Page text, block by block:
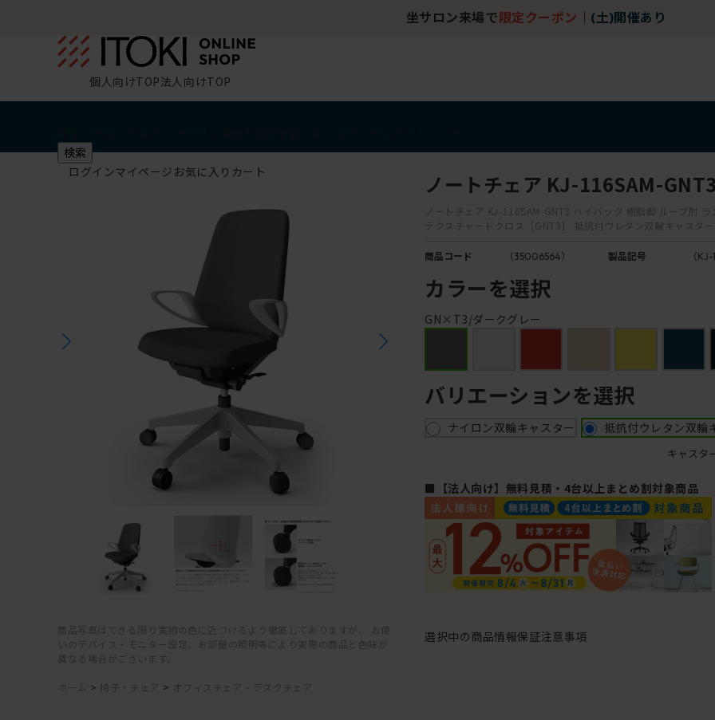
坐サロン来場で 限定クーポン (土)開催あり
個人向けTOP法人向けTOP
検索
ログインマイページ お気に入り カート
商品写真はできる限り実物の色に近づけるよう徹底しておりますが、 お使
いのデバイス・モニター設定、お部屋の照明等により実際の商品と色味が
異なる場合がございます。
ホーム > 椅子・チェア > オフィスチェア・デスクチェア
ノートチェア KJ-116SAM-
ノートチェア KJ-116SAM-GNT3 ハイバック 樹脂脚 ループ肘
テクスチャードクロス［GNT3］ 抵抗付ウレタン双輪キャスター
商品コード （35006564） 製品記号 （
カラーを選択
GN×T3/ダークグレー
バリエーションを選択
ナイロン双輪キャスター 抵抗付ウレタン双輪
キャスタ
■【法人向け】無料見積・4台以上まとめ割対象商品
選択中の商品情報保証注意事項